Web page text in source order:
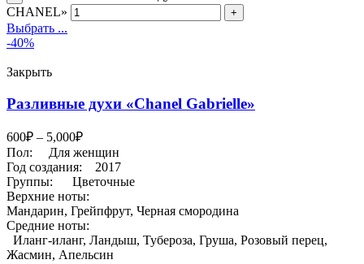
CHANEL»
Выбрать ...
-40%
Закрыть
Разливные духи «Chanel Gabrielle»
600₽ – 5,000₽
Пол: Для женщин
Год создания: 2017
Группы: Цветочные
Верхние ноты:
Мандарин, Грейпфрут, Черная смородина
Средние ноты:
Иланг-иланг, Ландыш, Тубероза, Груша, Розовый перец,
Жасмин, Апельсин